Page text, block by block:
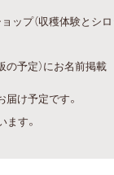
ップ（収穫体験とシロ
の予定）にお名前掲載
け予定です。
す。